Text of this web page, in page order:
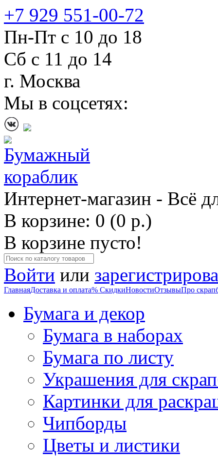
+7 929 551-00-72
Пн-Пт с 10 до 18
Сб с 11 до 14
г. Москва
Мы в соцсетях:
Интернет-магазин - Всё
В корзине: 0 (0 р.)
В корзине пусто!
Войти или
ГлавнаяДоставка и оплата% СкидкиНовостиОтзывыПро
Бумага и декор
Бумага в наборах
Бумага по листу
Украшения для
Картинки для
Чипборды
Цветы и листики